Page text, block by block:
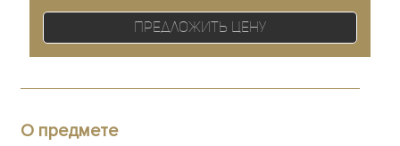
Предложить цену
О предмете